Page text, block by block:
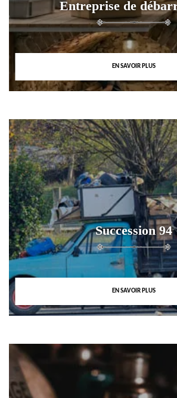
Entreprise de
EN SAVOIR PLUS
Succession 94
EN SAVOIR PLUS